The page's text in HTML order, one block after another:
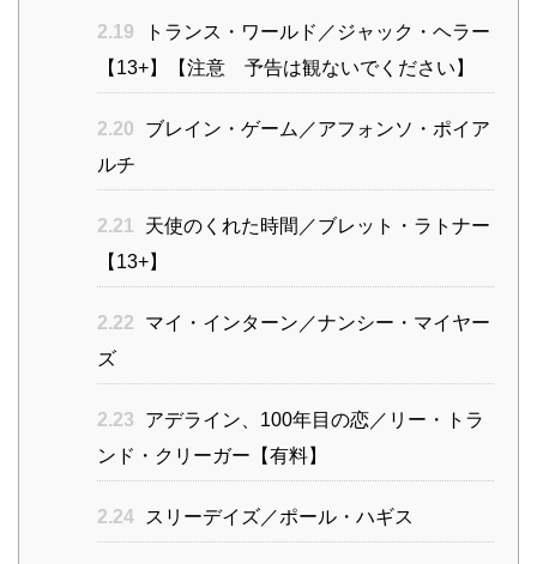
2.19
トランス・ワールド／ジャック・ヘラー
【13+】【注意 予告は観ないでください】
2.20
ブレイン・ゲーム／アフォンソ・ポイア
ルチ
2.21
天使のくれた時間／ブレット・ラトナー
【13+】
2.22
マイ・インターン／ナンシー・マイヤー
ズ
2.23
アデライン、100年目の恋／リー・トラ
ンド・クリーガー【有料】
2.24 スリーデイズ／ポール・ハギス